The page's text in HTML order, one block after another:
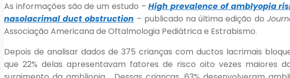
As informações são de um estudo –High prevalence of amblyopia
nasolacrimal duct obstruction – publicado na última edição do
Associação Americana de Oftalmologia Pediátrica e Estrabismo.
Depois de analisar dados de 375 crianças com ductos lacrimais
que 22% delas apresentavam fatores de risco oito vezes maiores